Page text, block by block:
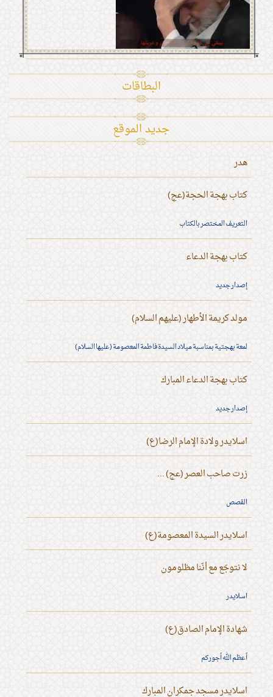
البطاقات
جديد الموقع
هدر
كتاب بهجة الحجة(عج)
التعريف المختصر بالكتاب
كتاب بهجة الدعاء
إصدار جديد
مولد كريمة الأطهار (عليهم السلام)
لمعة بهجتية بمناسبة ميلاد السيدة فاطمة المعصومة (عليها السلام)
كتاب بهجة الدعاء المبارك
إصدار جديد
اسلايدر ولادة الإمام الرضا(ع)
زرت صاحب العصر (عج) ...
القصص
اسلايدر السيدة المعصومة(ع)
لا نتوجّع مع أنّنا مظلومون
اسلايدر
شهادة الإمام الصادق(ع)
أعظم الله أجوركم
اسلايدر مسجد جمكران المبارك